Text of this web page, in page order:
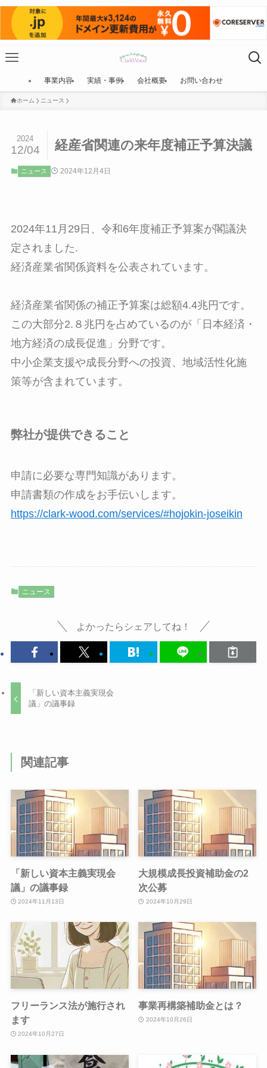
事業内容 実績・事例 会社概要 お問い合わせ
ホーム ニュース
経産省関連の来年度補正予算決議
2024
12/04
ニュース 2024年12月4日
2024年11月29日、令和6年度補正予算案が閣議決
定されました.
経済産業省関係資料を公表されています。
経済産業省関係の補正予算案は総額4.4兆円です。
この大部分2.８兆円を占めているのが「日本経済・
地方経済の成長促進」分野です。
中小企業支援や成長分野への投資、地域活性化施
策等が含まれています。
弊社が提供できること
申請に必要な専門知識があります。
申請書類の作成をお手伝いします。
https://clark-wood.com/services/#hojokin-joseikin
ニュース
よかったらシェアしてね！
「新しい資本主義実現会
議」の議事録
関連記事
「新しい資本主義実現会
議」の議事録
2024年11月13日
大規模成長投資補助金の2
次公募
2024年10月29日
フリーランス法が施行され
ます
2024年10月27日
事業再構築補助金とは？
2024年10月26日